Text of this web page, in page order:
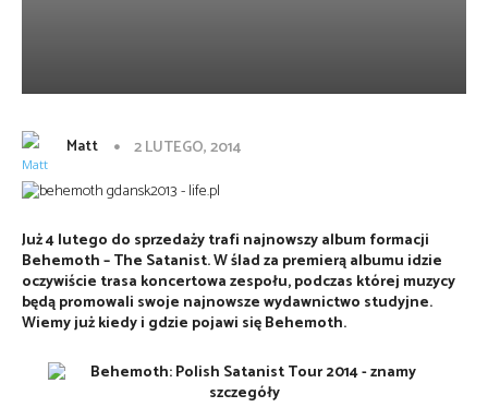
Matt 2 LUTEGO, 2014
Już 4 lutego do sprzedaży trafi najnowszy album formacji
Behemoth – The Satanist. W ślad za premierą albumu idzie
oczywiście trasa koncertowa zespołu, podczas której muzycy
będą promowali swoje najnowsze wydawnictwo studyjne.
Wiemy już kiedy i gdzie pojawi się Behemoth.